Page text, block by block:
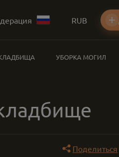
RUB
УБОРКА МОГИЛ
Поделиться